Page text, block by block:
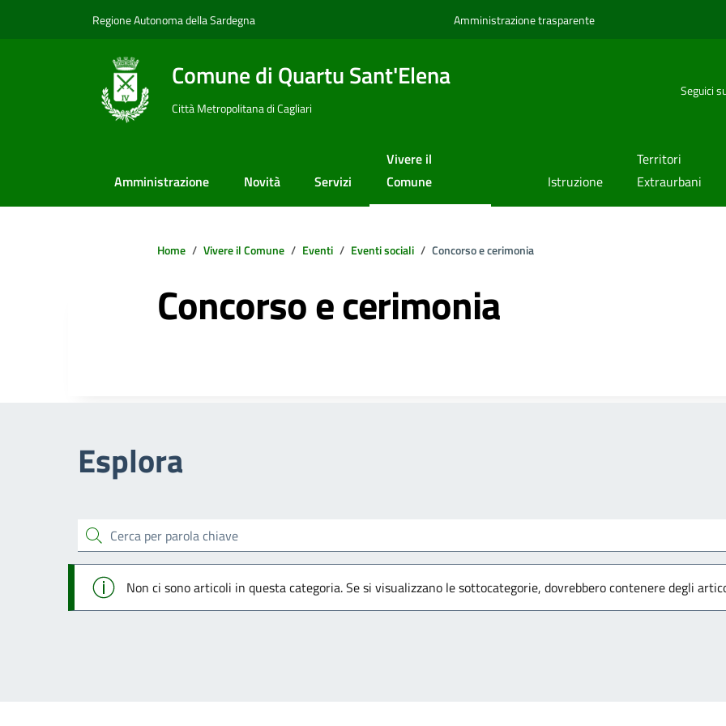
Regione Autonoma della Sardegna Amministrazione trasparente
Comune di Quartu Sant'Elena
Città Metropolitana di Cagliari
Seguici
Amministrazione Novità Servizi
Vivere il
Comune
Istruzione
Territori
Extraurbani
Home Vivere il Comune Eventi Eventi sociali Concorso e cerimonia
Concorso e cerimonia
Esplora
cerca
Info
Non ci sono articoli in questa categoria. Se si visualizzano le sottocategorie, dovrebbero contenere degli